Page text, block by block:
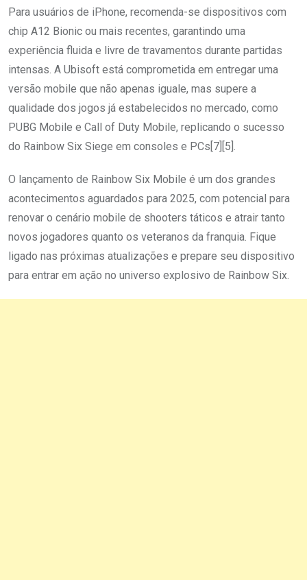
Para usuários de iPhone, recomenda-se dispositivos com
chip A12 Bionic ou mais recentes, garantindo uma
experiência fluida e livre de travamentos durante partidas
intensas. A Ubisoft está comprometida em entregar uma
versão mobile que não apenas iguale, mas supere a
qualidade dos jogos já estabelecidos no mercado, como
PUBG Mobile e Call of Duty Mobile, replicando o sucesso
do Rainbow Six Siege em consoles e PCs[7][5].
O lançamento de Rainbow Six Mobile é um dos grandes
acontecimentos aguardados para 2025, com potencial para
renovar o cenário mobile de shooters táticos e atrair tanto
novos jogadores quanto os veteranos da franquia. Fique
ligado nas próximas atualizações e prepare seu dispositivo
para entrar em ação no universo explosivo de Rainbow Six.